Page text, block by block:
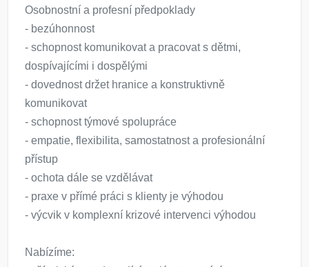
Osobnostní a profesní předpoklady
- bezúhonnost
- schopnost komunikovat a pracovat s dětmi,
dospívajícími i dospělými
- dovednost držet hranice a konstruktivně
komunikovat
- schopnost týmové spolupráce
- empatie, flexibilita, samostatnost a profesionální
přístup
- ochota dále se vzdělávat
- praxe v přímé práci s klienty je výhodou
- výcvik v komplexní krizové intervenci výhodou
Nabízíme: